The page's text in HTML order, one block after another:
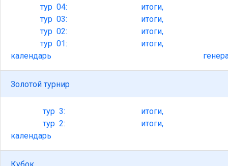
тур 04:
итоги,
тур 03:
итоги,
тур 02:
итоги,
тур 01:
итоги,
календарь
Золотой турнир
тур3:
итоги,
тур2:
итоги,
календарь
Кубок